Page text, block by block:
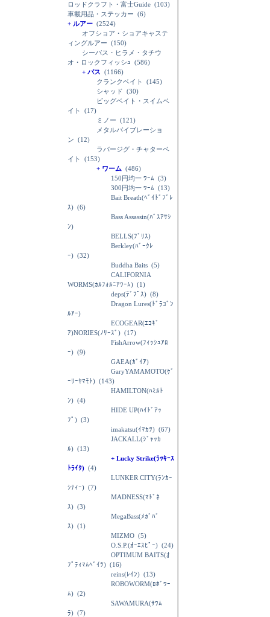
ロッドクラフト・富士Guide (103)
車載用品・ステッカー (6)
+ ルアー (2524)
オフショア・ショアキャステ
ィングルアー (150)
シーバス・ヒラメ・タチウ
オ・ロックフィッシｭ (586)
+ バス (1166)
クランクベイト
(145)
シャッド (30)
ビッグベイト・スイムベ
イト
(17)
ミノー (121)
メタルバイブレーショ
ン (12)
ラバージグ・チャターベ
イト
(153)
+ ワーム (486)
150円均一 ﾜｰﾑ (3)
300円均一 ﾜｰﾑ (13)
Bait Breath(ﾍﾞｲﾄﾞﾌﾞﾚ
ｽ) (6)
Bass Assassin(ﾊﾞｽｱｻｼ
ﾝ)
BELLS(ﾌﾞﾘｽ)
Berkley(ﾊﾞｰｸﾚ
ｰ) (32)
Buddha Baits (5)
CALIFORNIA
WORMS(ｶﾙﾌｫﾙﾆｱﾜｰﾑ) (1)
deps(ﾃﾞﾌﾟｽ) (8)
Dragon Lures(ﾄﾞﾗｺﾞﾝ
ﾙｱｰ)
ECOGEAR(ｴｺｷﾞ
ｱ)NORIES(ﾉﾘｰｽﾞ) (17)
FishArrow(ﾌｨｯｼｭｱﾛ
ｰ) (9)
GAEA(ｶﾞｲｱ)
GaryYAMAMOTO(ｹﾞ
ｰﾘｰﾔﾏﾓﾄ) (143)
HAMILTON(ﾊﾐﾙﾄ
ﾝ) (4)
HIDE UP(ﾊｲﾄﾞｱｯ
ﾌﾟ) (3)
imakatsu(ｲﾏｶﾂ) (67)
JACKALL(ｼﾞｬｯｶ
ﾙ) (13)
+ Lucky Strike(ﾗｯｷｰｽ
ﾄﾗｲｸ) (4)
LUNKER CITY(ﾗﾝｶｰ
ｼﾃｨｰ) (7)
MADNESS(ﾏﾄﾞﾈ
ｽ) (3)
MegaBass(ﾒｶﾞﾊﾞ
ｽ) (1)
MIZMO (5)
O.S.P.(ｵｰｴｽﾋﾟｰ) (24)
OPTIMUM BAITS(ｵ
ﾌﾟﾃｨﾏﾑﾍﾞｲﾂ) (16)
reins(ﾚｲﾝ) (13)
ROBOWORM(ﾛﾎﾞﾜｰ
ﾑ) (2)
SAWAMURA(ｻﾜﾑ
ﾗ) (7)